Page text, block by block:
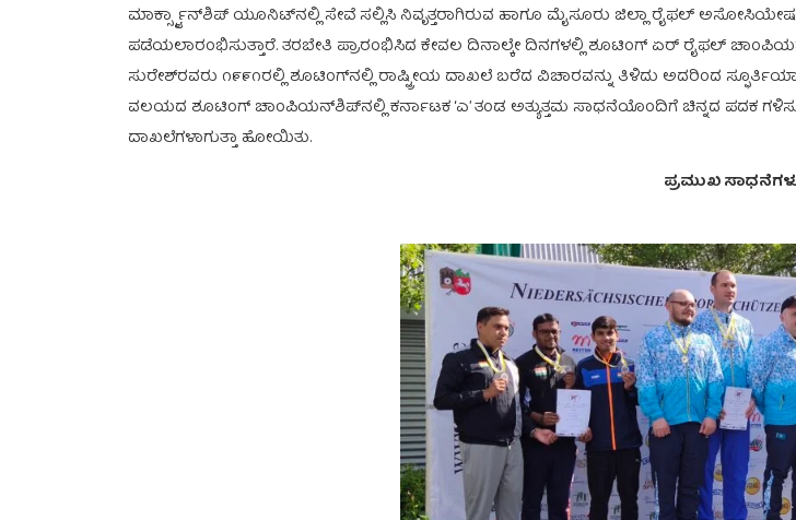
ಮಾರ್ಕ್ಸ್ಮ್ಯಾನ್‌ಶಿಪ್ ಯೂನಿಟ್‌ನಲ್ಲಿ ಸೇವೆ ಸಲ್ಲಿಸಿ ನಿವೃತ್ತರಾಗಿರುವ ಹಾಗೂ ಮೈಸೂರು ಜಿಲ್ಲಾ ರೈಫಲ್
ಪಡೆಯಲಾರಂಭಿಸುತ್ತಾರೆ. ತರಬೇತಿ ಪ್ರಾರಂಭಿಸಿದ ಕೇವಲ ದಿನಾಲ್ಕೇ ದಿನಗಳಲ್ಲಿ ಶೂಟಿಂಗ್ ಏರ್ ರೈಫಲ್
ಸುರೇಶ್‌ರವರು ೧೯೯೧ರಲ್ಲಿ ಶೂಟಿಂಗ್‌ನಲ್ಲಿ ರಾಷ್ಟ್ರೀಯ ದಾಖಲೆ ಬರೆದ ವಿಚಾರವನ್ನು ತಿಳಿದು ಅದರಿಂದ
ವಲಯದ ಶೂಟಿಂಗ್ ಚಾಂಪಿಯನ್‌ಶಿಪ್‌ನಲ್ಲಿ ಕರ್ನಾಟಕ ‘ಎ’ ತಂಡ ಅತ್ಯುತ್ತಮ ಸಾಧನೆಯೊಂದಿಗೆ ಚಿನ್ನದ ಪದಕ
ದಾಖಲೆಗಳಾಗುತ್ತಾ ಹೋಯಿತು.
ಪ್ರಮುಖ